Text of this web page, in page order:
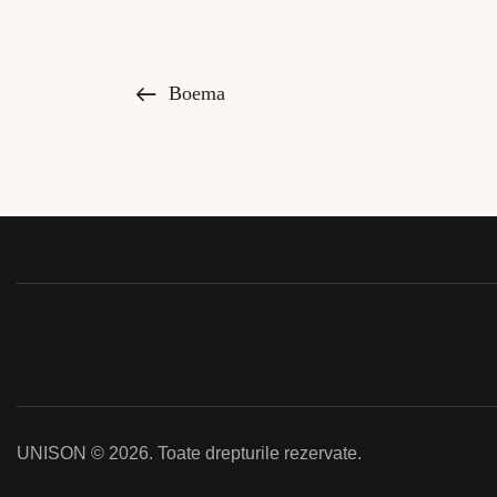
Boema
UNISON © 2026. Toate drepturile rezervate.